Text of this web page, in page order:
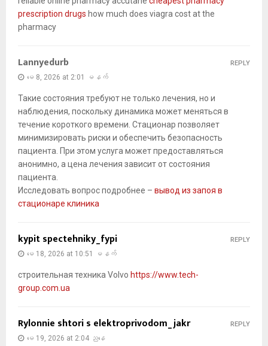
prescription drugs how much does viagra cost at the
pharmacy
Lannyedurb
မေ 8, 2026 at 2:01 မနက်
Такие состояния требуют не только лечения, но и
наблюдения, поскольку динамика может меняться в
течение короткого времени. Стационар позволяет
минимизировать риски и обеспечить безопасность
пациента. При этом услуга может предоставляться
анонимно, а цена лечения зависит от состояния
пациента.
Исследовать вопрос подробнее – вывод из запоя в
стационаре клиника
REPLY
kypit spectehniky_fypi
မေ 18, 2026 at 10:51 မနက်
строительная техника Volvo https://www.tech-
group.com.ua
REPLY
Rylonnie shtori s elektroprivodom_jakr
မေ 19, 2026 at 2:04 ညနေ
REPLY